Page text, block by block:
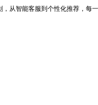
从智能客服到个性化推荐，每